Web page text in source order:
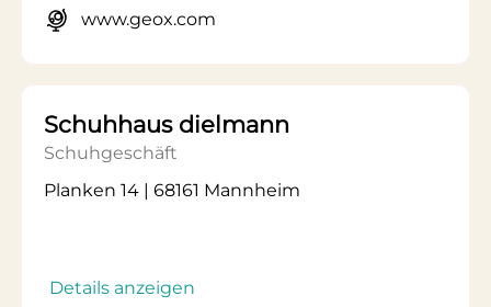
www.geox.com
Schuhhaus dielmann
Schuhgeschäft
Planken 14 | 68161 Mannheim
Details anzeigen